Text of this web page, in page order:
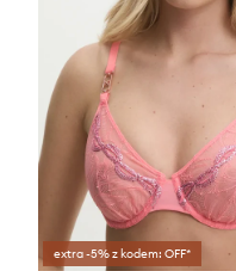
extra -5% z kodem: OFF*